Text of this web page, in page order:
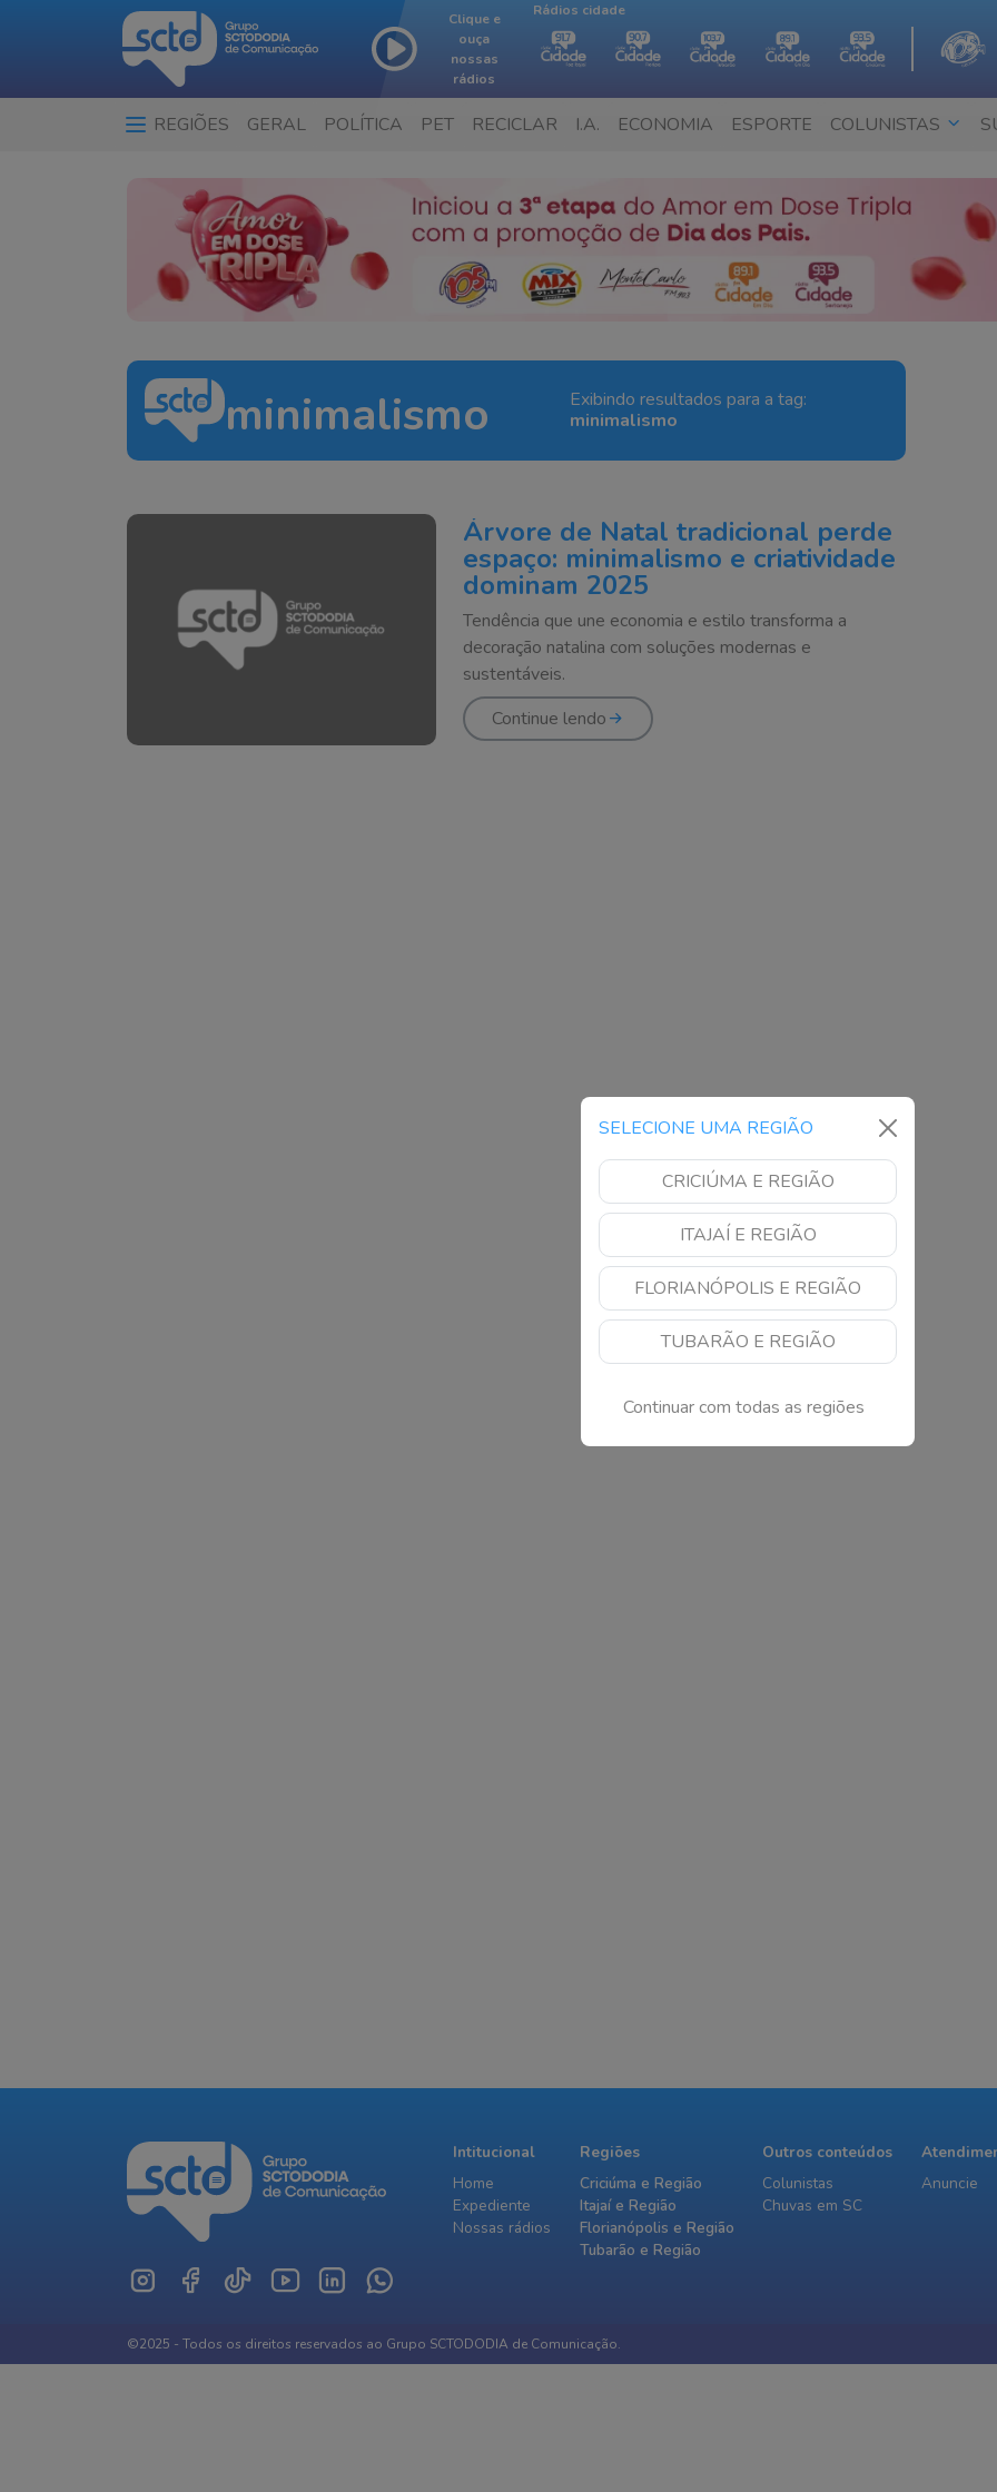
Clique e
ouça
nossas
rádios
Rádios cidade
REGIÕES GERAL POLÍTICA PET RECICLAR I.A. ECONOMIA ESPORTE COLUNISTAS
SELECIONE UMA REGIÃO
CRICIÚMA E REGIÃO
ITAJAÍ E REGIÃO
FLORIANÓPOLIS E REGIÃO
TUBARÃO E REGIÃO
Continuar com todas as regiões
minimalismo
Exibindo resultados para a tag:
minimalismo
Árvore de Natal tradicional perde
espaço: minimalismo e criatividade
dominam 2025
Tendência que une economia e estilo transforma a
decoração natalina com soluções modernas e
sustentáveis.
Continue lendo
Intitucional
Home
Expediente
Nossas rádios
Regiões
Criciúma e Região
Itajaí e Região
Florianópolis e Região
Tubarão e Região
Outros conteúdos
Colunistas
Chuvas em SC
Anuncie
©2025 - Todos os direitos reservados ao Grupo SCTODODIA de Comunicação.